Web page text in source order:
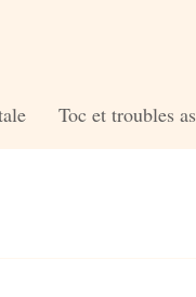
Toc et troubles